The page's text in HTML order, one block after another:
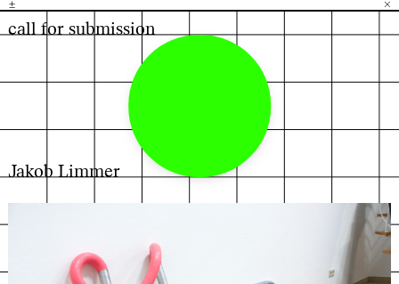
± ×
call for submission
Jakob Limmer
H B